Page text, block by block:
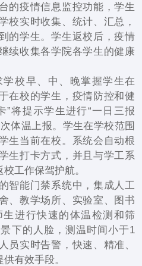
的疫情信息监控功能，学生
校实时收集、统计、汇总，
的学生。学生返校后，疫情
续收集各学院各学生的健康
校早、中、晚掌握学生在
在校的学生，疫情防控和健
”将提示学生进行“一日三报
体温上报。学生在学校范围
生当前在校。系统会自动根
生打卡方式，并且与学工系
工作保驾护航。
智能门禁系统中，集成人工
、教学场所、实验室、图书
进行快速的体温检测和筛
下的人脸，测温时间小于1
员实时告警，快速、精准、
有效手段。